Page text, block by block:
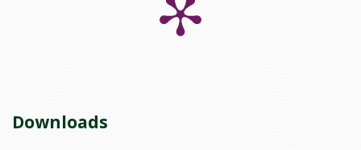
Downloads